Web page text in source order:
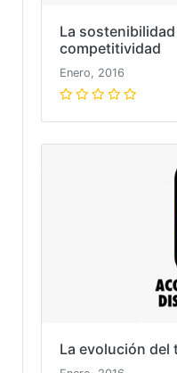
La
competitividad
Enero, 2016
La evolución del